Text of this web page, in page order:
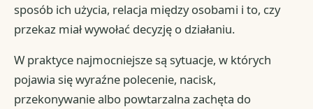
sposób ich użycia, relacja między osobami i to, czy
przekaz miał wywołać decyzję o działaniu.
W praktyce najmocniejsze są sytuacje, w których
pojawia się wyraźne polecenie, nacisk,
przekonywanie albo powtarzalna zachęta do